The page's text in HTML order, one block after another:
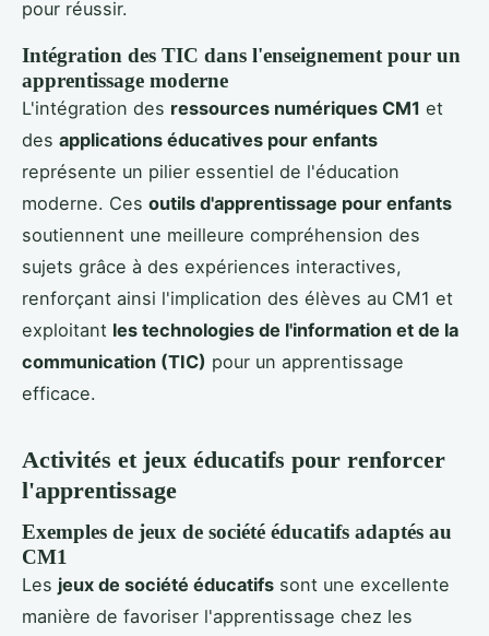
pour réussir.
Intégration des TIC dans l'enseignement pour un
apprentissage moderne
L'intégration des ressources numériques CM1 et
des applications éducatives pour enfants
représente un pilier essentiel de l'éducation
moderne. Ces outils d'apprentissage pour enfants
soutiennent une meilleure compréhension des
sujets grâce à des expériences interactives,
renforçant ainsi l'implication des élèves au CM1 et
exploitant les technologies de l'information et de la
communication (TIC) pour un apprentissage
efficace.
Activités et jeux éducatifs pour renforcer
l'apprentissage
Exemples de jeux de société éducatifs adaptés au
CM1
Les jeux de société éducatifs sont une excellente
manière de favoriser l'apprentissage chez les